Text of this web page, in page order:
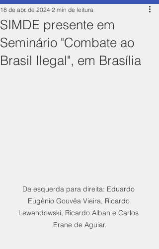
SIMDE presente em
Seminário "Combate ao
Brasil Ilegal", em Brasília
18 de abr. de 2024 2 min de leitura
Da esquerda para direita: Eduardo
Eugênio Gouvêa Vieira, Ricardo
Lewandowski, Ricardo Alban e Carlos
Erane de Aguiar.